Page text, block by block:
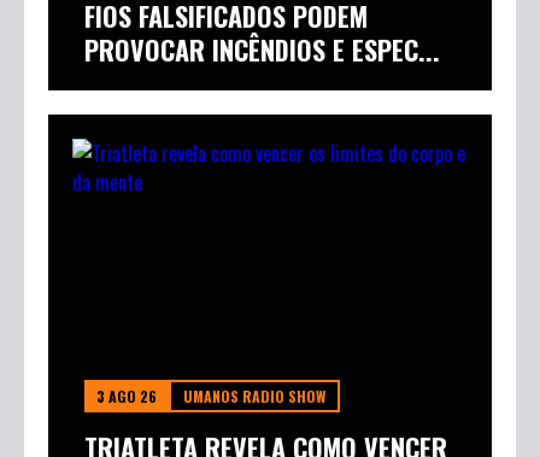
FIOS FALSIFICADOS PODEM
PROVOCAR INCÊNDIOS E ESPEC...
3 AGO 26 UMANOS RADIO SHOW
TRIATLETA REVELA COMO VENCER